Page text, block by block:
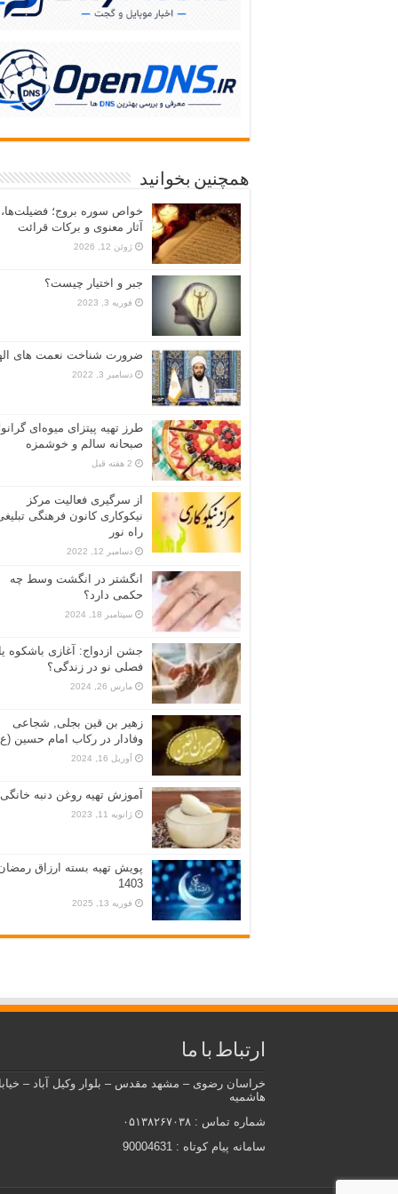
همچنین بخوانید
خواص سوره بروج؛ فضیلت‌ها،
آثار معنوی و برکات قرائت
ژوئن 12, 2026
جبر و اختیار چیست؟
فوریه 3, 2023
ضرورت شناخت نعمت های
دسامبر 3, 2022
طرز تهیه پیتزای میوه‌ای
صبحانه سالم و خوشمزه
2 هفته قبل
از سرگیری فعالیت مرکز
نیکوکاری کانون فرهنگی
راه نور
دسامبر 12, 2022
انگشتر در انگشت وسط چه
حکمی دارد؟
سپتامبر 18, 2024
جشن ازدواج: آغازی باشکوه
فصلی نو در زندگی؟
مارس 26, 2024
زهیر بن قین بجلی, شجاعی
وفادار در رکاب امام حسین
آوریل 16, 2024
آموزش تهیه روغن دنبه خانگی
ژانویه 11, 2023
پویش تهیه بسته ارزاق
1403
فوریه 13, 2025
ارتباط با ما
خراسان رضوی – مشهد مقدس – بلوار وکیل آباد –
هاشمیه
شماره تماس : ۰۵۱۳۸۲۶۷۰۳۸
سامانه پیام کوتاه : 90004631